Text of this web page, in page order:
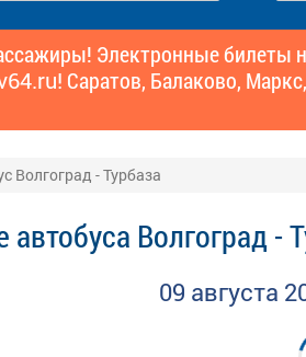
Электронные билеты
Саратов, Балаково,
Волгоград - Турбаза
автобуса Волгоград -
09 августа